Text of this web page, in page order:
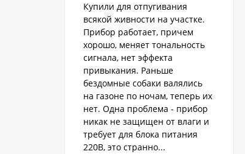
Купили для отпугивания
всякой живности на участке.
Прибор работает, причем
хорошо, меняет тональность
сигнала, нет эффекта
привыкания. Раньше
бездомные собаки валялись
на газоне по ночам, теперь их
нет. Одна проблема - прибор
никак не защищен от влаги и
требует для блока питания
220В, это странно...
Стационарный
отпугиватель животных
«AR-2403 Solar»
4 570₽